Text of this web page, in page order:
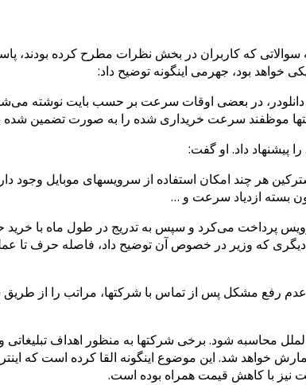
که کاربران در بخش نظرات مطرح کرده بودند،
بود، جهرمی اینگونه توضیح داد:
در بعضی اوقات سرعت بر حسب بایت نوشته
موظفند سرعت خریداری شده را به صورت تضمین شده
پیشنهاد داد. او گفت:
هر چند امکان استفاده از سرویسهای موبایل وجود
بسته ازدیاد سرعت و …
پرداخت می‌کرد و سپس به تدریج در طول ماه با خرید
که وزیر در خصوص آن توضیح داد، فاصله حرف تا
عدم رفع مشکل پس از تماس با شرکتها، مراتب را از طریق
محاسبه شود. برخی شرکتها به منظور اهداف
خواهد شد. این موضوع اینگونه القا کرده است که
نیز با کاهش قیمت همراه بوده است.